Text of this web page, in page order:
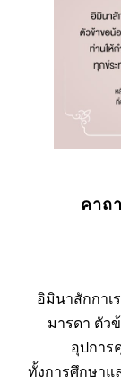
คาถ
อิมินาสักกาเ
มารดา ตัว
อุปการ
ทั้งการศึกษา